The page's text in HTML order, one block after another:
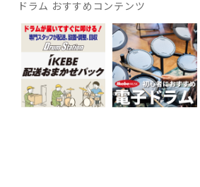
ドラム おすすめコンテンツ